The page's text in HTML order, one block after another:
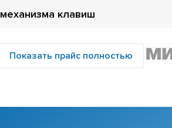
механизма клавиш
Показать прайс полностью